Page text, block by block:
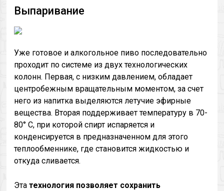
Выпаривание
Уже готовое и алкогольное пиво последовательно
проходит по системе из двух технологических
колонн. Первая, с низким давлением, обладает
центробежным вращательным моментом, за счет
него из напитка выделяются летучие эфирные
вещества. Вторая поддерживает температуру в 70-
80° С, при которой спирт испаряется и
конденсируется в предназначенном для этого
теплообменнике, где становится жидкостью и
откуда сливается.
Этатехнология позволяет сохранить